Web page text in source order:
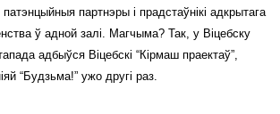
партнэры і прадстаўнікі адкрытага
ў адной залі. Магчыма? Так, у Віцебску
адбыўся Віцебскі “Кірмаш праектаў”,
“Будзьма!” ужо другі раз.